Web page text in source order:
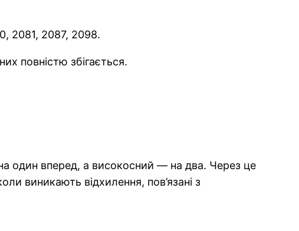
2081, 2087, 2098.
повністю збігається.
один вперед, а високосний — на два. Через це
виникають відхилення, пов’язані з